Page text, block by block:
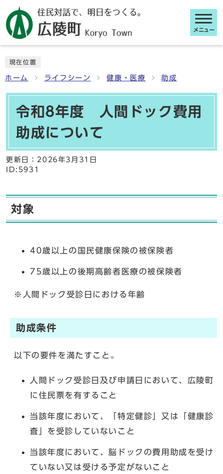
メニュー
現在位置
ホーム ライフシーン 健康・医療 助成
令和8年度 人間ドック費用
助成について
更新日： 2026年3月31日
ID:5931
対象
40歳以上の国民健康保険の被保険者
75歳以上の後期高齢者医療の被保険者
※人間ドック受診日における年齢
助成条件
以下の要件を満たすこと。
人間ドック受診日及び申請日において、広陵町
に住民票を有すること
当該年度において、「特定健診」又は「健康診
査」を受診していないこと
当該年度において、脳ドックの費用助成を受け
ていない又は受ける予定がないこと